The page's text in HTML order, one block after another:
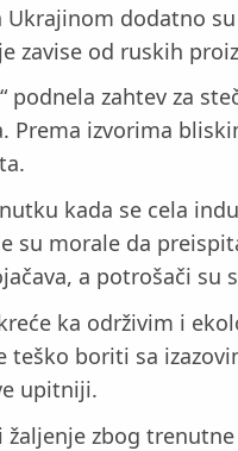
dodatno
od ruskih
podnela zahtev za
Prema izvorima
kada se cela
su morale da
a potrošači
ka održivim i
teško boriti sa
upitniji.
žaljenje zbog